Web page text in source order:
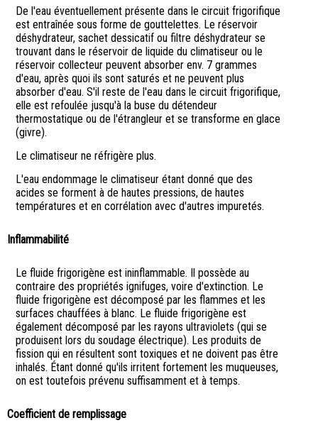
De l'eau éventuellement présente dans le circuit frigorifique
est entraînée sous forme de gouttelettes. Le réservoir
déshydrateur, sachet dessicatif ou filtre déshydrateur se
trouvant dans le réservoir de liquide du climatiseur ou le
réservoir collecteur peuvent absorber env. 7 grammes
d'eau, après quoi ils sont saturés et ne peuvent plus
absorber d'eau. S'il reste de l'eau dans le circuit frigorifique,
elle est refoulée jusqu'à la buse du détendeur
thermostatique ou de l'étrangleur et se transforme en glace
(givre).
Le climatiseur ne réfrigère plus.
L'eau endommage le climatiseur étant donné que des
acides se forment à de hautes pressions, de hautes
températures et en corrélation avec d'autres impuretés.
Inflammabilité
Le fluide frigorigène est ininflammable. Il possède au
contraire des propriétés ignifuges, voire d'extinction. Le
fluide frigorigène est décomposé par les flammes et les
surfaces chauffées à blanc. Le fluide frigorigène est
également décomposé par les rayons ultraviolets (qui se
produisent lors du soudage électrique). Les produits de
fission qui en résultent sont toxiques et ne doivent pas être
inhalés. Étant donné qu'ils irritent fortement les muqueuses,
on est toutefois prévenu suffisamment et à temps.
Coefficient de remplissage